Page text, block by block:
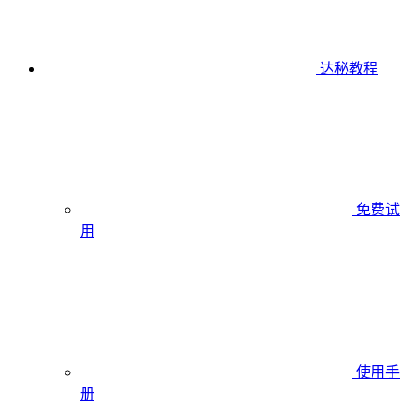
达秘教程
免费试
用
使用手
册